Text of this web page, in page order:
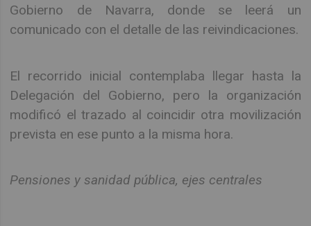
Gobierno de Navarra, donde se leerá un
comunicado con el detalle de las reivindicaciones.
El recorrido inicial contemplaba llegar hasta la
Delegación del Gobierno, pero la organización
modificó el trazado al coincidir otra movilización
prevista en ese punto a la misma hora.
Pensiones y sanidad pública, ejes centrales